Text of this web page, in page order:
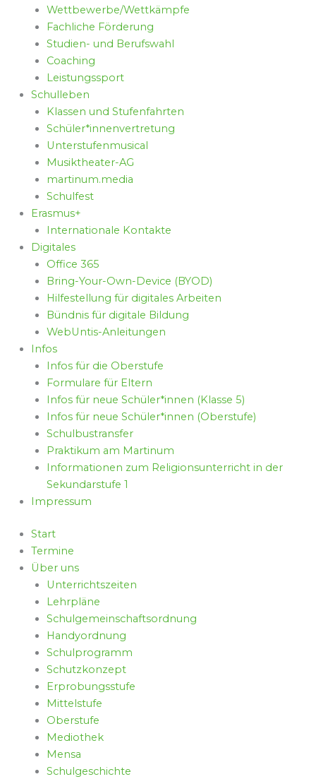
Wettbewerbe/Wettkämpfe
Fachliche Förderung
Studien- und Berufswahl
Coaching
Leistungssport
Schulleben
Klassen und Stufenfahrten
Schüler*innenvertretung
Unterstufenmusical
Musiktheater-AG
martinum.media
Schulfest
Erasmus+
Internationale Kontakte
Digitales
Office 365
Bring-Your-Own-Device (BYOD)
Hilfestellung für digitales Arbeiten
Bündnis für digitale Bildung
WebUntis-Anleitungen
Infos
Infos für die Oberstufe
Formulare für Eltern
Infos für neue Schüler*innen (Klasse 5)
Infos für neue Schüler*innen (Oberstufe)
Schulbustransfer
Praktikum am Martinum
Informationen zum Religionsunterricht in der
Sekundarstufe 1
Impressum
Start
Termine
Über uns
Unterrichtszeiten
Lehrpläne
Schulgemeinschaftsordnung
Handyordnung
Schulprogramm
Schutzkonzept
Erprobungsstufe
Mittelstufe
Oberstufe
Mediothek
Mensa
Schulgeschichte